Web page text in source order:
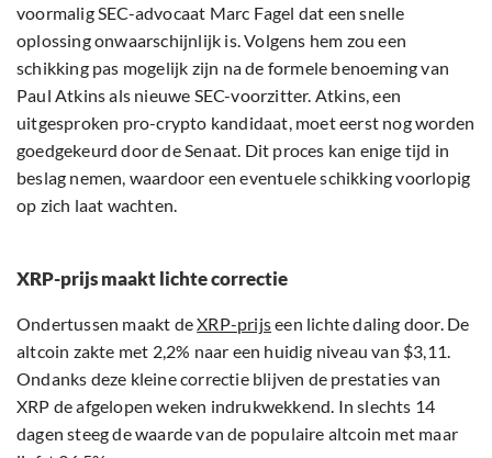
voormalig SEC-advocaat Marc Fagel dat een snelle
oplossing onwaarschijnlijk is. Volgens hem zou een
schikking pas mogelijk zijn na de formele benoeming van
Paul Atkins als nieuwe SEC-voorzitter. Atkins, een
uitgesproken pro-crypto kandidaat, moet eerst nog worden
goedgekeurd door de Senaat. Dit proces kan enige tijd in
beslag nemen, waardoor een eventuele schikking voorlopig
op zich laat wachten.
XRP-prijs maakt lichte correctie
Ondertussen maakt deXRP-prijseen lichte daling door. De
altcoin zakte met 2,2% naar een huidig niveau van $3,11.
Ondanks deze kleine correctie blijven de prestaties van
XRP de afgelopen weken indrukwekkend. In slechts 14
dagen steeg de waarde van de populaire altcoin met maar